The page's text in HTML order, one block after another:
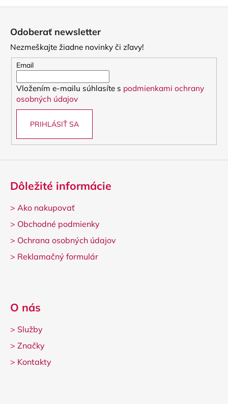
Odoberať newsletter
Nezmeškajte žiadne novinky či zľavy!
Email
Vložením e-mailu súhlasíte s podmienkami ochrany
osobných údajov
PRIHLÁSIŤ SA
Dôležité informácie
> Ako nakupovať
> Obchodné podmienky
> Ochrana osobných údajov
> Reklamačný formulár
O nás
> Služby
> Značky
> Kontakty